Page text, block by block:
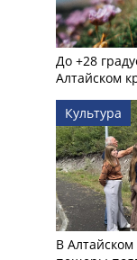
До +28
Алтайском
Культура
В